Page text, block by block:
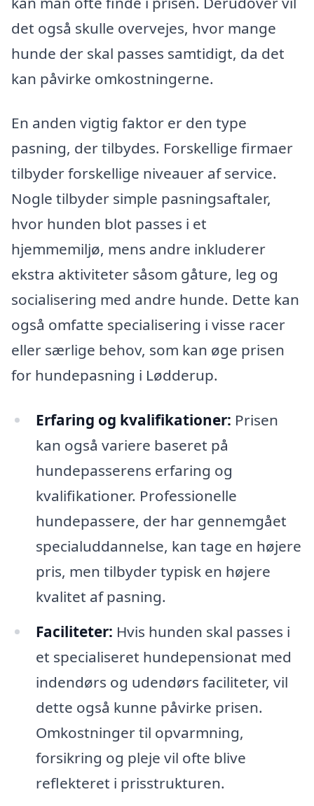
det også skulle overvejes, hvor mange
hunde der skal passes samtidigt, da det
kan påvirke omkostningerne.
En anden vigtig faktor er den type
pasning, der tilbydes. Forskellige firmaer
tilbyder forskellige niveauer af service.
Nogle tilbyder simple pasningsaftaler,
hvor hunden blot passes i et
hjemmemiljø, mens andre inkluderer
ekstra aktiviteter såsom gåture, leg og
socialisering med andre hunde. Dette kan
også omfatte specialisering i visse racer
eller særlige behov, som kan øge prisen
for hundepasning i Lødderup.
Erfaring og kvalifikationer: Prisen
kan også variere baseret på
hundepasserens erfaring og
kvalifikationer. Professionelle
hundepassere, der har gennemgået
specialuddannelse, kan tage en højere
pris, men tilbyder typisk en højere
kvalitet af pasning.
Faciliteter: Hvis hunden skal passes i
et specialiseret hundepensionat med
indendørs og udendørs faciliteter, vil
dette også kunne påvirke prisen.
Omkostninger til opvarmning,
forsikring og pleje vil ofte blive
reflekteret i prisstrukturen.